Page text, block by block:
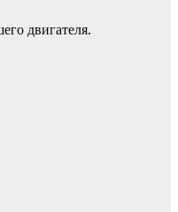
двигателя.